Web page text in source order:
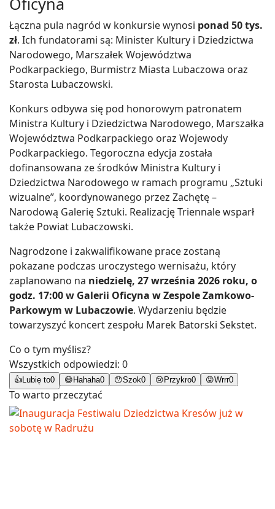
Łączna pula nagród w konkursie wynosi ponad 50 tys.
zł. Ich fundatorami są: Minister Kultury i Dziedzictwa
Narodowego, Marszałek Województwa
Podkarpackiego, Burmistrz Miasta Lubaczowa oraz
Starosta Lubaczowski.
Konkurs odbywa się pod honorowym patronatem
Ministra Kultury i Dziedzictwa Narodowego, Marszałka
Województwa Podkarpackiego oraz Wojewody
Podkarpackiego. Tegoroczna edycja została
dofinansowana ze środków Ministra Kultury i
Dziedzictwa Narodowego w ramach programu „Sztuki
wizualne”, koordynowanego przez Zachętę –
Narodową Galerię Sztuki. Realizację Triennale wsparł
także Powiat Lubaczowski.
Nagrodzone i zakwalifikowane prace zostaną
pokazane podczas uroczystego wernisażu, który
zaplanowano na niedzielę, 27 września 2026 roku, o
godz. 17:00 w Galerii Oficyna w Zespole Zamkowo-
Parkowym w Lubaczowie. Wydarzeniu będzie
towarzyszyć koncert zespołu Marek Batorski Sekstet.
Co o tym myślisz?
Wszystkich odpowiedzi: 0
👍 Lubię to0 😄 Hahaha0 😯Szok0 😢 Przykro0 😡Wrrr0
To warto przeczytać